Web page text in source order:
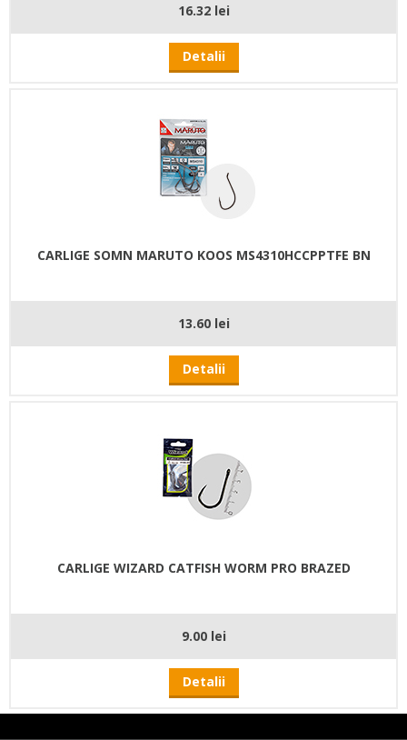
16.32 lei
Detalii
CARLIGE SOMN MARUTO KOOS MS4310HCCPPTFE BN
13.60 lei
Detalii
CARLIGE WIZARD CATFISH WORM PRO BRAZED
9.00 lei
Detalii